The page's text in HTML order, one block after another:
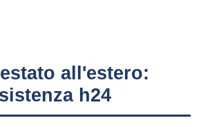
all'estero:
h24